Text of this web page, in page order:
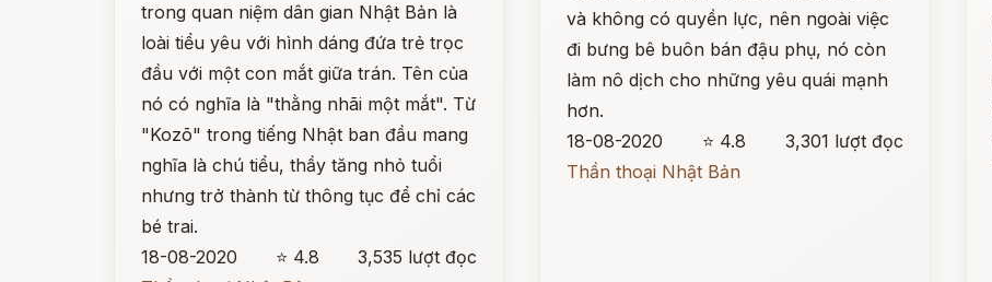
trong quan niệm dân gian Nhật Bản là
loài tiểu yêu với hình dáng đứa trẻ trọc
đầu với một con mắt giữa trán. Tên của
nó có nghĩa là "thằng nhãi một mắt". Từ
"Kozō" trong tiếng Nhật ban đầu mang
nghĩa là chú tiểu, thầy tăng nhỏ tuổi
nhưng trở thành từ thông tục để chỉ các
bé trai.
18-08-2020
⭐ 4.8
3,535 lượt đọc
và không có quyền lực, nên ngoài việc
đi bưng bê buôn bán đậu phụ, nó còn
làm nô dịch cho những yêu quái mạnh
hơn.
18-08-2020
⭐ 4.8
3,301 lượt đọc
Thần thoại Nhật Bản